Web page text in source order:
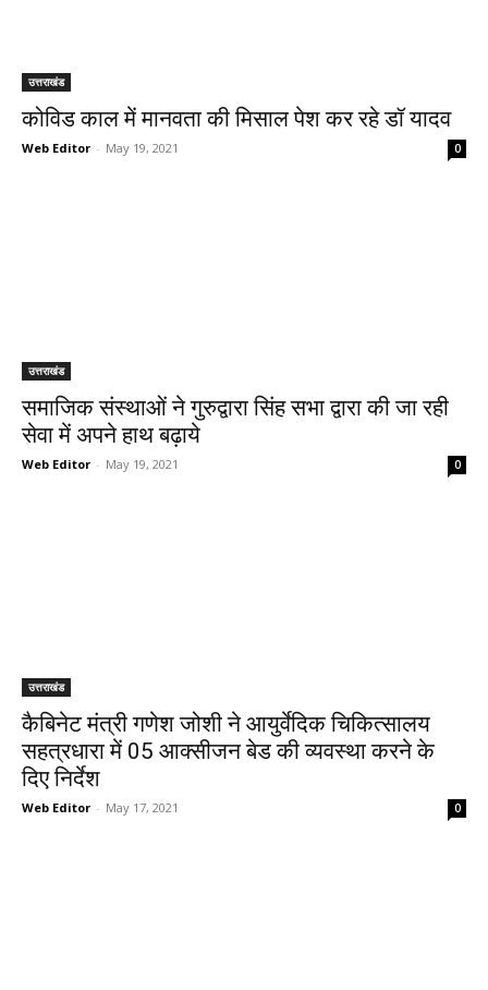
उत्तराखंड
कोविड काल में मानवता की मिसाल पेश कर रहे डॉ यादव
Web Editor - May 19, 2021 0
उत्तराखंड
समाजिक संस्थाओं ने गुरुद्वारा सिंह सभा द्वारा की जा रही
सेवा में अपने हाथ बढ़ाये
Web Editor - May 19, 2021 0
उत्तराखंड
कैबिनेट मंत्री गणेश जोशी ने आयुर्वेदिक चिकित्सालय
सहत्रधारा में 05 आक्सीजन बेड की व्यवस्था करने के
दिए निर्देश
Web Editor - May 17, 2021 0